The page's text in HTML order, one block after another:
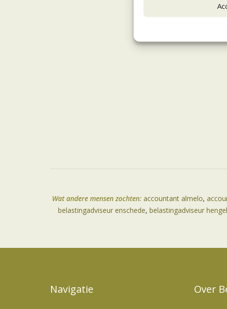
Wat andere mensen zochten: accountant almelo,
belastingadviseur enschede, belastingadviseur
Navigatie Over